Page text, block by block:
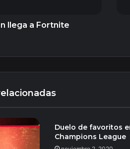
llega a Fortnite
Duelo de favoritos
Champions League